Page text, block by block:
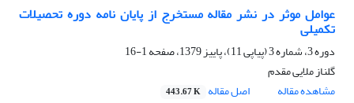
عوامل موثر در نشر مقاله مستخرج از پایان نامه دوره تحصیلات
تکمیلی
دوره 3، شماره 3 (پیاپی 11)، پاییز 1379، صفحه
1-16
گلناز ملایی مقدم
مشاهده مقاله
اصل مقاله 443.67 K